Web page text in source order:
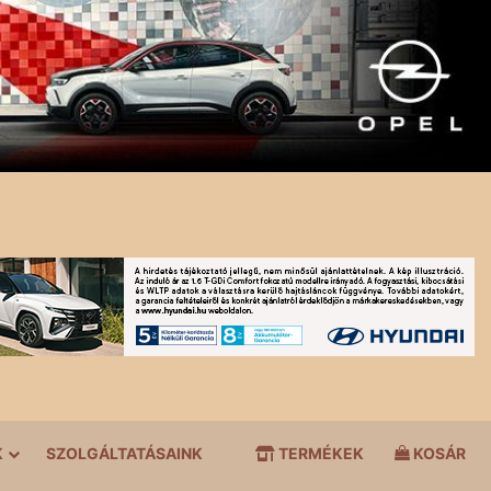
SZOLGÁLTATÁSAINK TERMÉKEK KOSÁR